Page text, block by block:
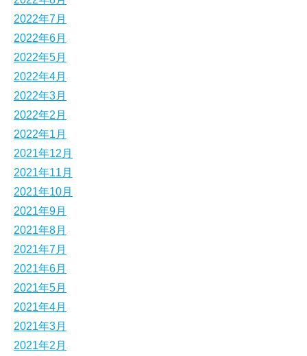
2022年7月
2022年6月
2022年5月
2022年4月
2022年3月
2022年2月
2022年1月
2021年12月
2021年11月
2021年10月
2021年9月
2021年8月
2021年7月
2021年6月
2021年5月
2021年4月
2021年3月
2021年2月